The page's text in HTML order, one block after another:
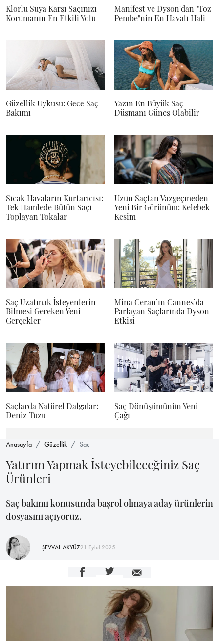
Klorlu Suya Karşı Saçınızı
Korumanın En Etkili Yolu
Manifest ve Dyson'dan "Toz
Pembe"nin En Havalı Hali
Güzellik Uykusu: Gece Saç
Bakımı
Yazın En Büyük Saç
Düşmanı Güneş Olabilir
Sıcak Havaların Kurtarıcısı:
Tek Hamlede Bütün Saçı
Toplayan Tokalar
Uzun Saçtan Vazgeçmeden
Yeni Bir Görünüm: Kelebek
Kesim
Saç Uzatmak İsteyenlerin
Bilmesi Gereken Yeni
Gerçekler
Mina Ceran’ın Cannes’da
Parlayan Saçlarında Dyson
Etkisi
Saçlarda Natürel Dalgalar:
Deniz Tuzu
Saç Dönüşümünün Yeni
Çağı
Anasayfa Güzellik Saç
Yatırım Yapmak İsteyebileceğiniz Saç
Ürünleri
Saç bakımı konusunda başrol olmaya aday ürünlerin
dosyasını açıyoruz.
ŞEVVAL AKYÜZ21 Eylül 2025